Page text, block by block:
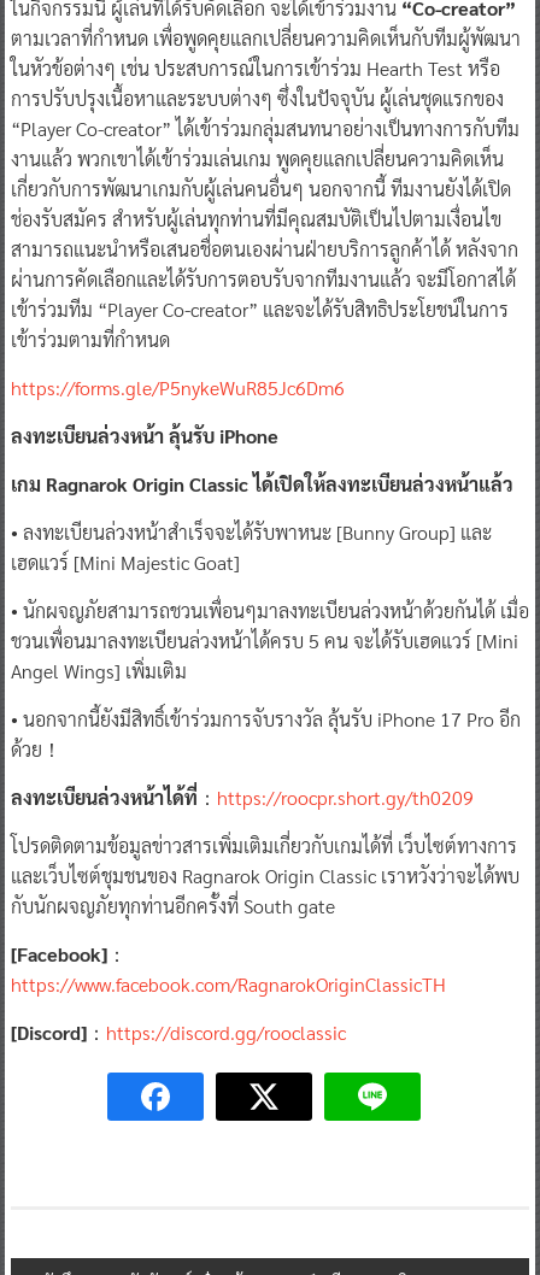
ในกิจกรรมนี้ ผู้เล่นที่ได้รับคัดเลือก จะได้เข้าร่วมงาน“Co-creator”
ตามเวลาที่กำหนด เพื่อพูดคุยแลกเปลี่ยนความคิดเห็นกับทีมผู้พัฒนา
ในหัวข้อต่างๆ เช่น ประสบการณ์ในการเข้าร่วม Hearth Test หรือ
การปรับปรุงเนื้อหาและระบบต่างๆ ซึ่งในปัจจุบัน ผู้เล่นชุดแรกของ
“Player Co-creator” ได้เข้าร่วมกลุ่มสนทนาอย่างเป็นทางการกับทีม
งานแล้ว พวกเขาได้เข้าร่วมเล่นเกม พูดคุยแลกเปลี่ยนความคิดเห็น
เกี่ยวกับการพัฒนาเกมกับผู้เล่นคนอื่นๆ นอกจากนี้ ทีมงานยังได้เปิด
ช่องรับสมัคร สำหรับผู้เล่นทุกท่านที่มีคุณสมบัติเป็นไปตามเงื่อนไข
สามารถแนะนำหรือเสนอชื่อตนเองผ่านฝ่ายบริการลูกค้าได้ หลังจาก
ผ่านการคัดเลือกและได้รับการตอบรับจากทีมงานแล้ว จะมีโอกาสได้
เข้าร่วมทีม “Player Co-creator” และจะได้รับสิทธิประโยชน์ในการ
เข้าร่วมตามที่กำหนด
https://forms.gle/P5nykeWuR85Jc6Dm6
ลงทะเบียนล่วงหน้า ลุ้นรับ iPhone
เกม Ragnarok Origin Classic ได้เปิดให้ลงทะเบียนล่วงหน้าแล้ว
• ลงทะเบียนล่วงหน้าสำเร็จจะได้รับพาหนะ [Bunny Group] และ
เฮดแวร์ [Mini Majestic Goat]
• นักผจญภัยสามารถชวนเพื่อนๆมาลงทะเบียนล่วงหน้าด้วยกันได้ เมื่อ
ชวนเพื่อนมาลงทะเบียนล่วงหน้าได้ครบ 5 คน จะได้รับเฮดแวร์ [Mini
Angel Wings] เพิ่มเติม
• นอกจากนี้ยังมีสิทธิ์เข้าร่วมการจับรางวัล ลุ้นรับ iPhone 17 Pro อีก
ด้วย！
ลงทะเบียนล่วงหน้าได้ที่ ： https://roocpr.short.gy/th0209
โปรดติดตามข้อมูลข่าวสารเพิ่มเติมเกี่ยวกับเกมได้ที่ เว็บไซต์ทางการ
และเว็บไซต์ชุมชนของ Ragnarok Origin Classic เราหวังว่าจะได้พบ
กับนักผจญภัยทุกท่านอีกครั้งที่ South gate
[Facebook]：
https://www.facebook.com/RagnarokOriginClassicTH
[Discord]： https://discord.gg/rooclassic